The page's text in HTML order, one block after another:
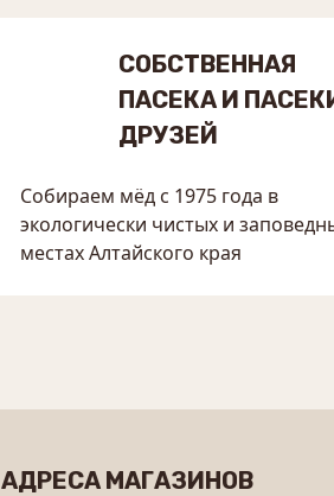
СОБСТВЕННАЯ
ПАСЕКА И
ДРУЗЕЙ
Собираем мёд с 1975 года в
экологически чистых и
местах Алтайского края
АДРЕСА МАГАЗИНОВ